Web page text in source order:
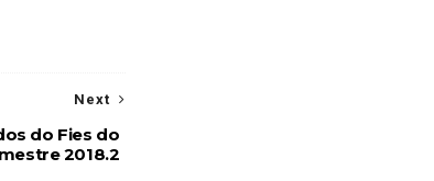
Next
do Fies do
2018.2